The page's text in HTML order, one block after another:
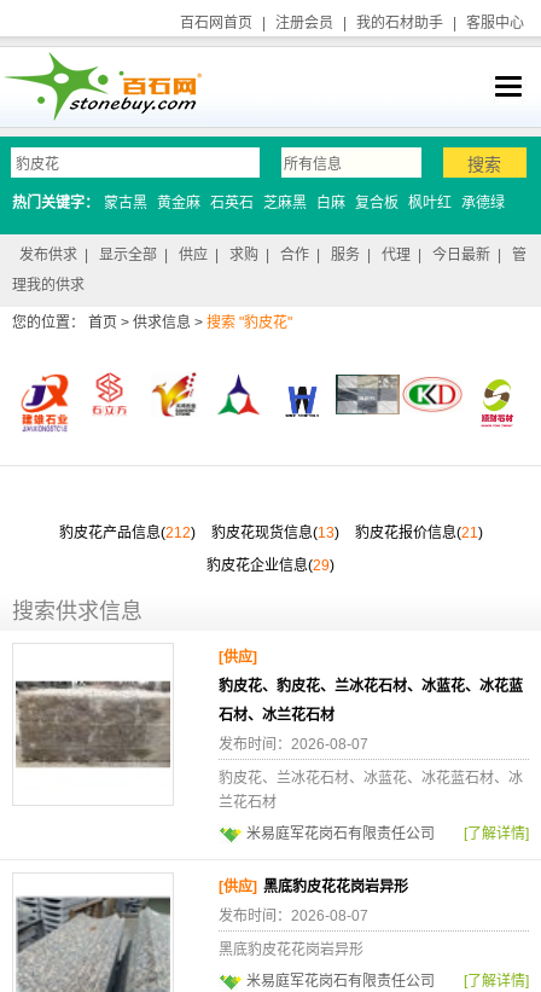
百石网首页 注册会员 我的石材助手 客服中心
热门关键字： 蒙古黑 黄金麻 石英石 芝麻黑 白麻 复合板 枫叶红 承德绿
发布供求 显示全部 供应 求购 合作 服务 代理 今日最新
管
理我的供求
您的位置： 首页 > 供求信息 > 搜索 "豹皮花"
豹皮花产品信息(212) 豹皮花现货信息(13) 豹皮花报价信息(21)
豹皮花企业信息(29)
搜索供求信息
[供应]
豹皮花、豹皮花、兰冰花石材、冰蓝花、冰花蓝
石材、冰兰花石材
发布时间：2026-08-07
豹皮花、兰冰花石材、冰蓝花、冰花蓝石材、冰
兰花石材
米易庭军花岗石有限责任公司
[了解详情]
[供应] 黑底豹皮花花岗岩异形
发布时间：2026-08-07
黑底豹皮花花岗岩异形
米易庭军花岗石有限责任公司
[了解详情]